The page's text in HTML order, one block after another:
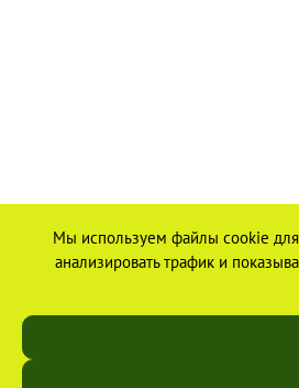
Мы используем файлы cookie
анализировать трафик и